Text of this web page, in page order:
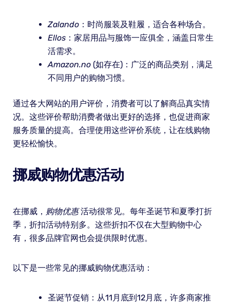
Zalando：时尚服装及鞋履，适合各种场合。
Ellos：家居用品与服饰一应俱全，涵盖日常生
活需求。
Amazon.no(如存在)：广泛的商品类别，满足
不同用户的购物习惯。
通过各大网站的用户评价，消费者可以了解商品真实情
况。这些评价帮助消费者做出更好的选择，也促进商家
服务质量的提高。合理使用这些评价系统，让在线购物
更轻松愉快。
挪威购物优惠活动
在挪威， 购物优惠活动很常见。每年圣诞节和夏季打折
季，折扣活动特别多。这些折扣不仅在大型购物中心
有，很多品牌官网也会提供限时优惠。
以下是一些常见的挪威购物优惠活动：
圣诞节促销：从11月底到12月底，许多商家推